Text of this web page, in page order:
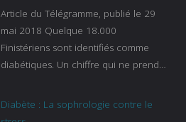
sur-le-sommeil
Article du Télégramme, publié le 29
mai 2018 Quelque 18.000
Finistériens sont identifiés comme
diabétiques. Un chiffre qui ne prend
s’ignorent. « C’est une pathologie qui
continue à augmenter, souligne
Diabète : La sophrologie contre le